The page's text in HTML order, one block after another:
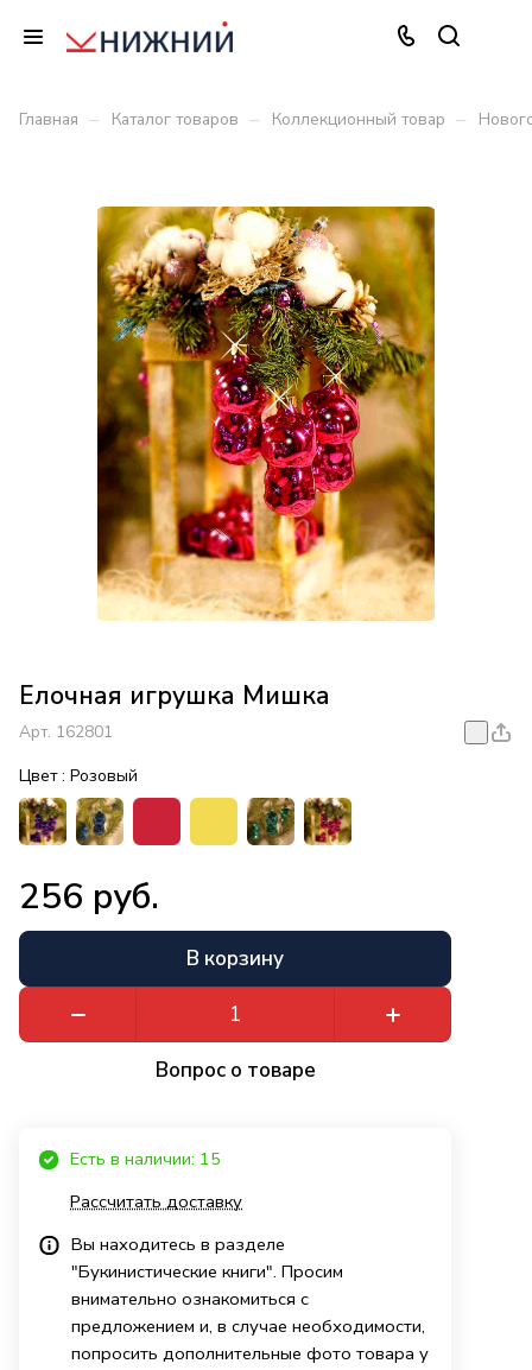
Главная – Каталог товаров – Коллекционный товар –
Елочная игрушка Мишка
Арт. 162801
Цвет : Розовый
256 руб.
В корзину
Вопрос о товаре
Есть в наличии: 15
Рассчитать доставку
Вы находитесь в разделе
"Букинистические книги". Просим
внимательно ознакомиться с
предложением и, в случае необходимости,
попросить дополнительные фото товара у